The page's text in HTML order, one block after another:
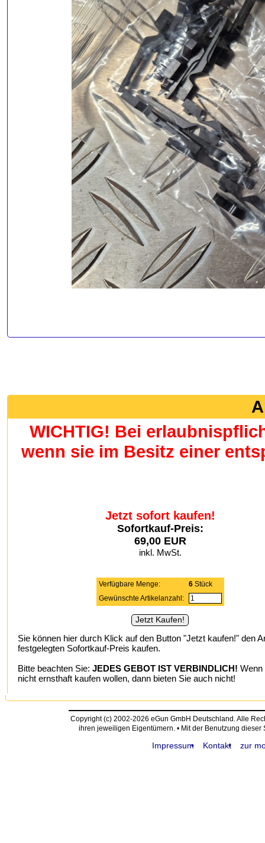
WICHTIG! Bei
wenn sie im Besitz einer
Jetzt sofort kaufen!
Sofortkauf-Preis:
69,00 EUR
inkl. MwSt.
Verfügbare Menge: 6Stück
Gewünschte Artikelanzahl:
Sie können hier durch Klick auf den Button "Jetzt kaufen!" den
festgelegten Sofortkauf-Preis kaufen.
Bitte beachten Sie: JEDES GEBOT IST VERBINDLICH! Wenn
nicht ernsthaft kaufen wollen, dann bieten Sie auch nicht!
Copyright (c) 2002-2026 eGun GmbH Deutschland. Alle
ihren jeweiligen Eigentümern. • Mit der Benutzung
Impressum Kontakt zur